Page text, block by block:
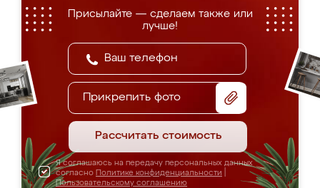
Присылайте — сделаем также или
лучше!
Прикрепить фото
Рассчитать стоимость
Я соглашаюсь на передачу персональных данных
согласно Политике конфиденциальности
Пользовательскому соглашению